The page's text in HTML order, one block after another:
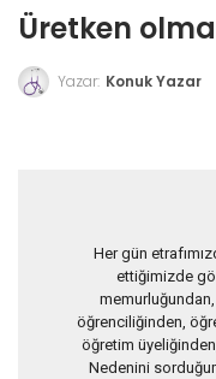
Üretken
Yazar: Konuk Yazar
Her gün
ettiğimizde
öğrenciliğinden,
öğretim
Nedenini